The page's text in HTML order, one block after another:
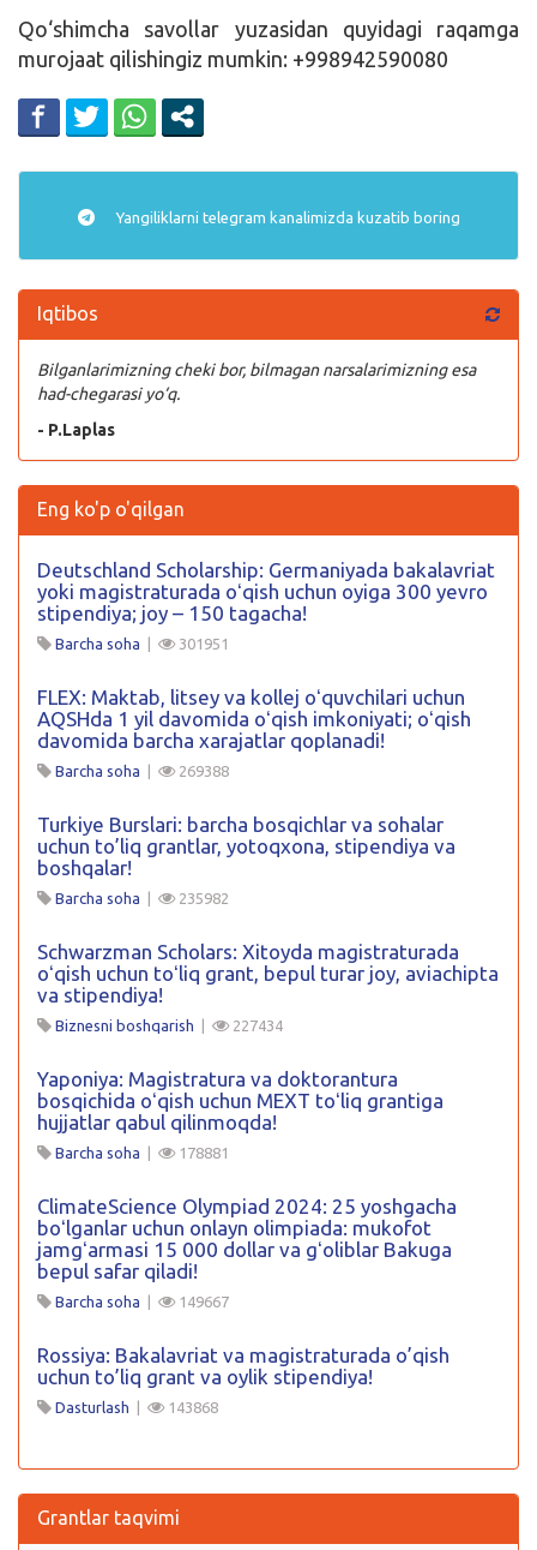
Qo‘shimcha savollar yuzasidan quyidagi raqamga
murojaat qilishingiz mumkin: +998942590080
Yangiliklarni telegram kanalimizda kuzatib boring
Iqtibos
Bilganlarimizning cheki bor, bilmagan narsalarimizning esa
had-chegarasi yo‘q.
- P.Laplas
Eng ko'p o'qilgan
Deutschland Scholarship: Germaniyada bakalavriat
yoki magistraturada oʻqish uchun oyiga 300 yevro
stipendiya; joy – 150 tagacha!
Barcha soha | 301951
FLEX: Maktab, litsey va kollej oʻquvchilari uchun
AQSHda 1 yil davomida oʻqish imkoniyati; oʻqish
davomida barcha xarajatlar qoplanadi!
Barcha soha | 269388
Turkiye Burslari: barcha bosqichlar va sohalar
uchun to’liq grantlar, yotoqxona, stipendiya va
boshqalar!
Barcha soha | 235982
Schwarzman Scholars: Xitoyda magistraturada
oʻqish uchun toʻliq grant, bepul turar joy, aviachipta
va stipendiya!
Biznesni boshqarish | 227434
Yaponiya: Magistratura va doktorantura
bosqichida oʻqish uchun MEXT toʻliq grantiga
hujjatlar qabul qilinmoqda!
Barcha soha | 178881
ClimateScience Olympiad 2024: 25 yoshgacha
boʻlganlar uchun onlayn olimpiada: mukofot
jamgʻarmasi 15 000 dollar va gʻoliblar Bakuga
bepul safar qiladi!
Barcha soha | 149667
Rossiya: Bakalavriat va magistraturada o’qish
uchun to’liq grant va oylik stipendiya!
Dasturlash | 143868
Grantlar taqvimi